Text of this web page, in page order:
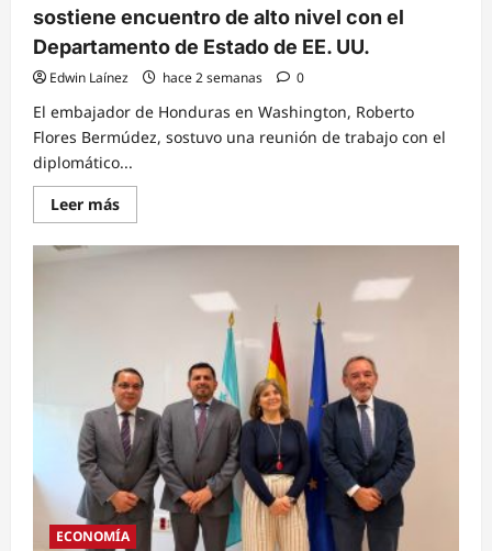
sostiene encuentro de alto nivel con el
Departamento de Estado de EE. UU.
Edwin Laínez hace 2 semanas 0
El embajador de Honduras en Washington, Roberto
Flores Bermúdez, sostuvo una reunión de trabajo con el
diplomático...
Leer másRead
more
Embajador
Bermúdez
nivel
con
el
Departamento
de
Estado
de
EE.
UU.
ECONOMÍA